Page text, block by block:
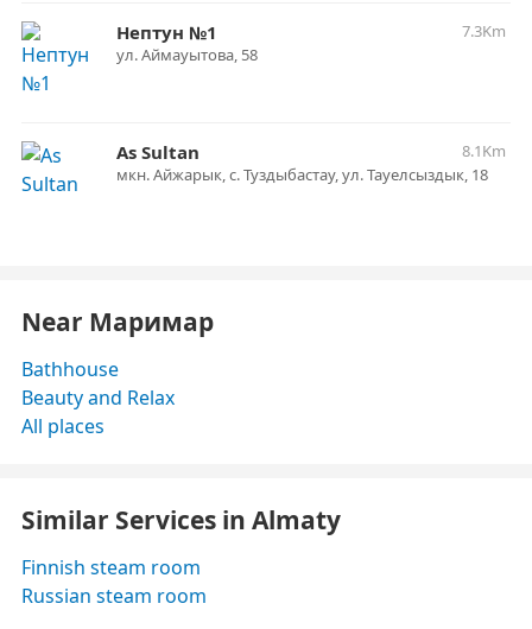
Нептун №1
7.3Km
​ул. Аймауытова, 58
As Sultan
8.1Km
мкн. Айжарык, с. Туздыбастау, ул. Тауелсыздык, 18
Near Маримар
Bathhouse
Beauty and Relax
All places
Similar Services in Almaty
Finnish steam room
Russian steam room